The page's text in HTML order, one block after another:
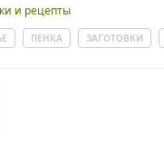
и рецепты
ПЕНКА ЗАГОТОВКИ